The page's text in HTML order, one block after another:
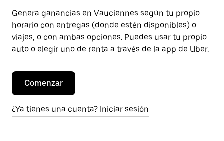
Genera ganancias en Vauciennes según tu propio
horario con entregas (donde estén disponibles) o
viajes, o con ambas opciones. Puedes usar tu propio
auto o elegir uno de renta a través de la app de Uber.
Comenzar
¿Ya tienes una cuenta? Iniciar sesión